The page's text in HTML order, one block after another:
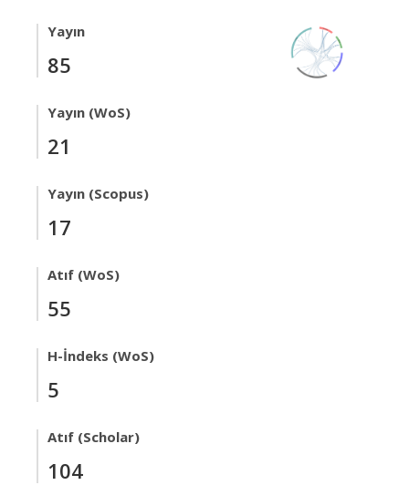
Yayın
85
Yayın (WoS)
21
Yayın (Scopus)
17
Atıf (WoS)
55
H-İndeks (WoS)
5
Atıf (Scholar)
104